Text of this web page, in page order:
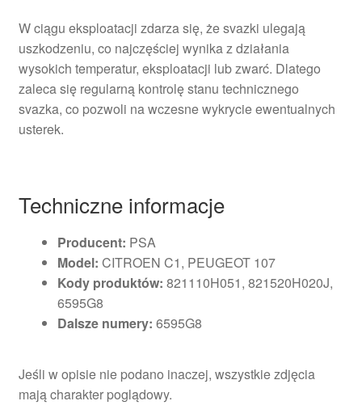
W ciągu eksploatacji zdarza się, że svazki ulegają
uszkodzeniu, co najczęściej wynika z działania
wysokich temperatur, eksploatacji lub zwarć. Dlatego
zaleca się regularną kontrolę stanu technicznego
svazka, co pozwoli na wczesne wykrycie ewentualnych
usterek.
Techniczne informacje
Producent: PSA
Model: CITROEN C1, PEUGEOT 107
Kody produktów: 821110H051, 821520H020J,
6595G8
Dalsze numery: 6595G8
Jeśli w opisie nie podano inaczej, wszystkie zdjęcia
mają charakter poglądowy.